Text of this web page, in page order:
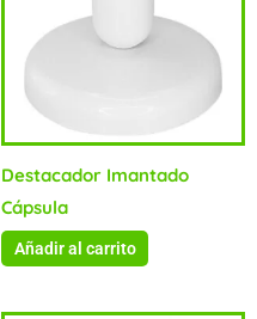
Destacador Imantado
Cápsula
Añadir al carrito